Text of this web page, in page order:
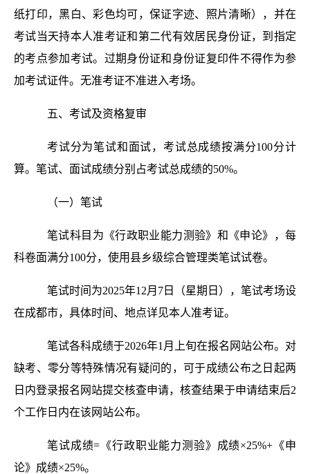
纸打印，黑白、彩色均可，保证字迹、照片清晰），并在
考试当天持本人准考证和第二代有效居民身份证，到指定
的考点参加考试。过期身份证和身份证复印件不得作为参
加考试证件。无准考证不准进入考场。
五、考试及资格复审
考试分为笔试和面试，考试总成绩按满分100分计
算。笔试、面试成绩分别占考试总成绩的50%。
（一）笔试
笔试科目为《行政职业能力测验》和《申论》，每
科卷面满分100分，使用县乡级综合管理类笔试试卷。
笔试时间为2025年12月7日（星期日），笔试考场设
在成都市，具体时间、地点详见本人准考证。
笔试各科成绩于2026年1月上旬在报名网站公布。对
缺考、零分等特殊情况有疑问的，可于成绩公布之日起两
日内登录报名网站提交核查申请，核查结果于申请结束后2
个工作日内在该网站公布。
笔试成绩=《行政职业能力测验》成绩×25%+《申
论》成绩×25%。